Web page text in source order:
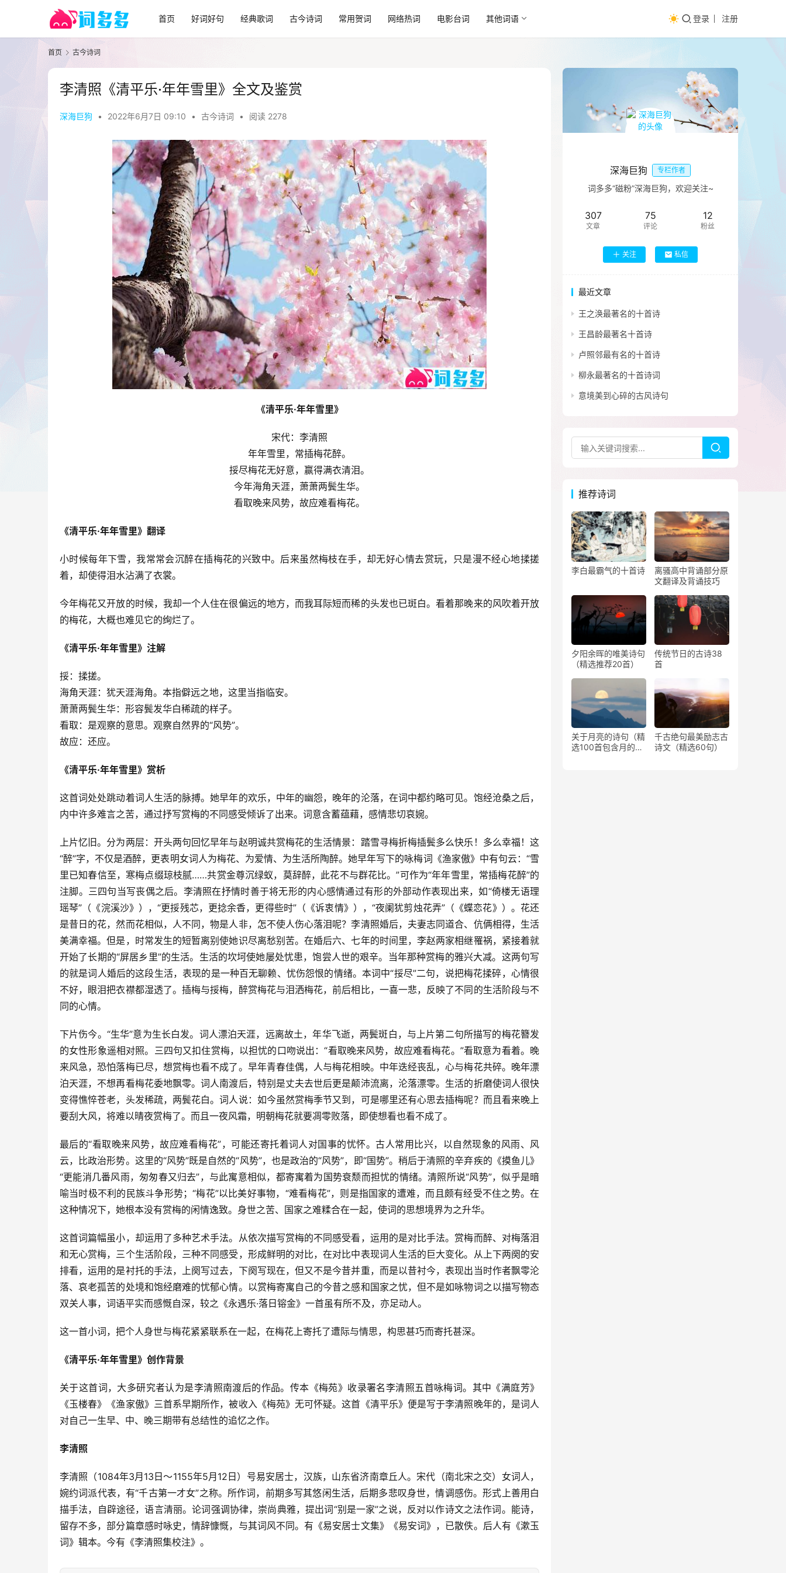
首页 好词好句 经典歌词 古今诗词 常用贺词 网络热词 电影台词 其他词语 登录 注册
首页 古今诗词
李清照《清平乐·年年雪里》全文及鉴赏
深海巨狗 • 2022年6月7日 09:10 • 古今诗词 • 阅读 2278
《清平乐·年年雪里》
宋代：李清照
年年雪里，常插梅花醉。
挼尽梅花无好意，赢得满衣清泪。
今年海角天涯，萧萧两鬓生华。
看取晚来风势，故应难看梅花。
《清平乐·年年雪里》翻译
小时候每年下雪，我常常会沉醉在插梅花的兴致中。后来虽然梅枝在手，却无好心情去赏玩，只是漫不经心地揉搓
着，却使得泪水沾满了衣裳。
今年梅花又开放的时候，我却一个人住在很偏远的地方，而我耳际短而稀的头发也已斑白。看着那晚来的风吹着开放
的梅花，大概也难见它的绚烂了。
《清平乐·年年雪里》注解
挼：揉搓。
海角天涯：犹天涯海角。本指僻远之地，这里当指临安。
萧萧两鬓生华：形容鬓发华白稀疏的样子。
看取：是观察的意思。观察自然界的“风势”。
故应：还应。
《清平乐·年年雪里》赏析
这首词处处跳动着词人生活的脉搏。她早年的欢乐，中年的幽怨，晚年的沦落，在词中都约略可见。饱经沧桑之后，
内中许多难言之苦，通过抒写赏梅的不同感受倾诉了出来。词意含蓄蕴藉，感情悲切哀婉。
上片忆旧。分为两层：开头两句回忆早年与赵明诚共赏梅花的生活情景：踏雪寻梅折梅插鬓多么快乐！多么幸福！这
“醉”字，不仅是酒醉，更表明女词人为梅花、为爱情、为生活所陶醉。她早年写下的咏梅词《渔家傲》中有句云：“雪
里已知春信至，寒梅点缀琼枝腻……共赏金尊沉绿蚁，莫辞醉，此花不与群花比。”可作为“年年雪里，常插梅花醉”的
注脚。三四句当写丧偶之后。李清照在抒情时善于将无形的内心感情通过有形的外部动作表现出来，如“倚楼无语理
瑶琴”（《浣溪沙》），“更挼残芯，更捻余香，更得些时”（《诉衷情》），“夜阑犹剪烛花弄”（《蝶恋花》）。花还
是昔日的花，然而花相似，人不同，物是人非，怎不使人伤心落泪呢？李清照婚后，夫妻志同道合、伉俩相得，生活
美满幸福。但是，时常发生的短暂离别使她识尽离愁别苦。在婚后六、七年的时间里，李赵两家相继罹祸，紧接着就
开始了长期的“屏居乡里”的生活。生活的坎坷使她屡处忧患，饱尝人世的艰辛。当年那种赏梅的雅兴大减。这两句写
的就是词人婚后的这段生活，表现的是一种百无聊赖、忧伤怨恨的情绪。本词中“挼尽”二句，说把梅花揉碎，心情很
不好，眼泪把衣襟都湿透了。插梅与挼梅，醉赏梅花与泪洒梅花，前后相比，一喜一悲，反映了不同的生活阶段与不
同的心情。
下片伤今。“生华”意为生长白发。词人漂泊天涯，远离故土，年华飞逝，两鬓斑白，与上片第二句所描写的梅花簪发
的女性形象遥相对照。三四句又扣住赏梅，以担忧的口吻说出：“看取晚来风势，故应难看梅花。”看取意为看着。晚
来风急，恐怕落梅已尽，想赏梅也看不成了。早年青春佳偶，人与梅花相映。中年迭经丧乱，心与梅花共碎。晚年漂
泊天涯，不想再看梅花委地飘零。词人南渡后，特别是丈夫去世后更是颠沛流离，沦落漂零。生活的折磨使词人很快
变得憔悴苍老，头发稀疏，两鬓花白。词人说：如今虽然赏梅季节又到，可是哪里还有心思去插梅呢？而且看来晚上
要刮大风，将难以晴夜赏梅了。而且一夜风霜，明朝梅花就要凋零败落，即使想看也看不成了。
最后的“看取晚来风势，故应难看梅花”，可能还寄托着词人对国事的忧怀。古人常用比兴，以自然现象的风雨、风
云，比政治形势。这里的“风势”既是自然的“风势”，也是政治的“风势”，即“国势”。稍后于清照的辛弃疾的《摸鱼儿》
“更能消几番风雨，匆匆春又归去”，与此寓意相似，都寄寓着为国势衰颓而担忧的情绪。清照所说“风势”，似乎是暗
喻当时极不利的民族斗争形势；“梅花”以比美好事物，“难看梅花”，则是指国家的遭难，而且颇有经受不住之势。在
这种情况下，她根本没有赏梅的闲情逸致。身世之苦、国家之难糅合在一起，使词的思想境界为之升华。
这首词篇幅虽小，却运用了多种艺术手法。从依次描写赏梅的不同感受看，运用的是对比手法。赏梅而醉、对梅落泪
和无心赏梅，三个生活阶段，三种不同感受，形成鲜明的对比，在对比中表现词人生活的巨大变化。从上下两阕的安
排看，运用的是衬托的手法，上阕写过去，下阕写现在，但又不是今昔并重，而是以昔衬今，表现出当时作者飘零沦
落、哀老孤苦的处境和饱经磨难的忧郁心情。以赏梅寄寓自己的今昔之感和国家之忧，但不是如咏物词之以描写物态
双关人事，词语平实而感慨自深，较之《永遇乐·落日镕金》一首虽有所不及，亦足动人。
这一首小词，把个人身世与梅花紧紧联系在一起，在梅花上寄托了遭际与情思，构思甚巧而寄托甚深。
《清平乐·年年雪里》创作背景
关于这首词，大多研究者认为是李清照南渡后的作品。传本《梅苑》收录署名李清照五首咏梅词。其中《满庭芳》
《玉楼春》《渔家傲》三首系早期所作，被收入《梅苑》无可怀疑。这首《清平乐》便是写于李清照晚年的，是词人
对自己一生早、中、晚三期带有总结性的追忆之作。
李清照
李清照（1084年3月13日～1155年5月12日）号易安居士，汉族，山东省济南章丘人。宋代（南北宋之交）女词人，
婉约词派代表，有“千古第一才女”之称。所作词，前期多写其悠闲生活，后期多悲叹身世，情调感伤。形式上善用白
描手法，自辟途径，语言清丽。论词强调协律，崇尚典雅，提出词“别是一家”之说，反对以作诗文之法作词。能诗，
留存不多，部分篇章感时咏史，情辞慷慨，与其词风不同。有《易安居士文集》《易安词》，已散佚。后人有《漱玉
词》辑本。今有《李清照集校注》。
深海巨狗 专栏作者
词多多“磁粉”深海巨狗，欢迎关注~
307
文章
75
评论
12
粉丝
关注 私信
最近文章
王之涣最著名的十首诗
王昌龄最著名十首诗
卢照邻最有名的十首诗
柳永最著名的十首诗词
意境美到心碎的古风诗句
推荐诗词
李白最霸气的十首诗
离骚高中背诵部分原
文翻译及背诵技巧
夕阳余晖的唯美诗句
（精选推荐20首）
传统节日的古诗38
首
关于月亮的诗句（精
选100首包含月的古
千古绝句最美励志古
诗文（精选60句）